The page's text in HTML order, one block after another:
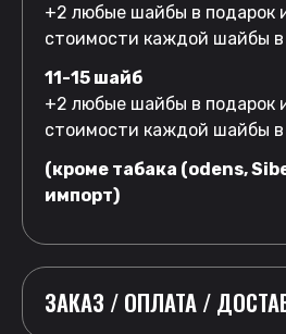
+2 любые шайбы в подарок
стоимости каждой шайбы в
11-15 шайб
+2 любые шайбы в подарок
стоимости каждой шайбы в
(кроме табака (odens,
импорт)
ЗАКАЗ / ОПЛАТА /